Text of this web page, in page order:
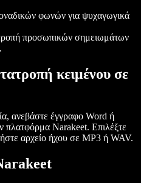
φωνών για ψυχαγωγικά
προσωπικών σημειωμάτων
κειμένου σε
ανεβάστε έγγραφο Word ή
πλατφόρμα Narakeet. Επιλέξτε
αρχείο ήχου σε MP3 ή WAV.